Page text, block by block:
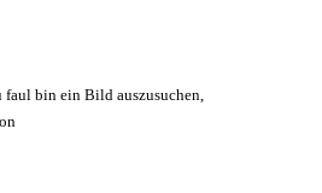
faul bin ein Bild auszusuchen,